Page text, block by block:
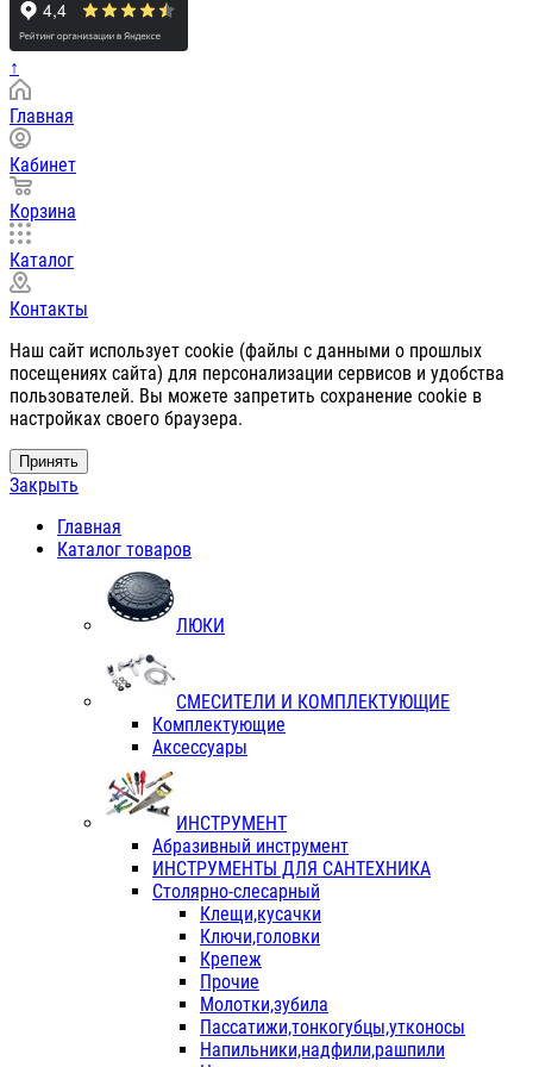
↑
Главная
Кабинет
Корзина
Каталог
Контакты
Наш сайт использует cookie (файлы с данными о прошлых
посещениях сайта) для персонализации сервисов и удобства
пользователей. Вы можете запретить сохранение cookie в
настройках своего браузера.
Принять
Закрыть
Главная
Каталог товаров
ЛЮКИ
СМЕСИТЕЛИ И КОМПЛЕКТУЮЩИЕ
Комплектующие
Аксессуары
ИНСТРУМЕНТ
Абразивный инструмент
ИНСТРУМЕНТЫ ДЛЯ САНТЕХНИКА
Столярно-слесарный
Клещи,кусачки
Ключи,головки
Крепеж
Прочие
Молотки,зубила
Пассатижи,тонкогубцы,утконосы
Напильники,надфили,рашпили